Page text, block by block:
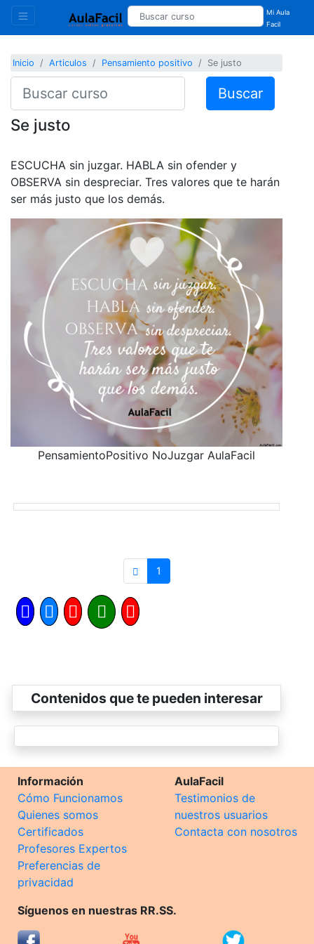
Mi Aula
Facil
Inicio Articulos Pensamiento positivo Se justo
Buscar
Se justo
ESCUCHA sin juzgar. HABLA sin ofender y
OBSERVA sin despreciar. Tres valores que te harán
ser más justo que los demás.
PensamientoPositivo NoJuzgar AulaFacil
1
Contenidos que te pueden interesar
Información
Cómo Funcionamos
Quienes somos
Certificados
Profesores Expertos
Preferencias de
privacidad
AulaFacil
Testimonios de
nuestros usuarios
Contacta con nosotros
Síguenos en nuestras RR.SS.